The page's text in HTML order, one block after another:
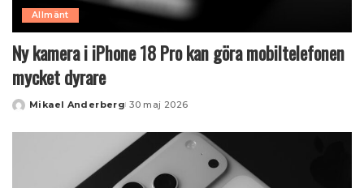
Allmänt
Ny kamera i iPhone 18 Pro kan göra mobiltelefonen
mycket dyrare
Posted
Mikael Anderberg 30 maj 2026